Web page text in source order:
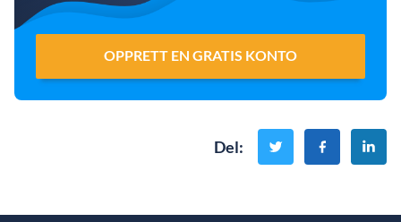
OPPRETT EN GRATIS KONTO
Del: